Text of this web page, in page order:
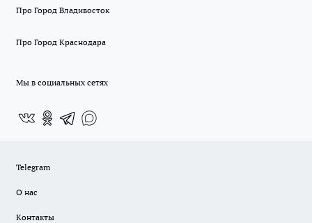
Про Город Владивосток
Про Город Краснодара
Мы в социальных сетях
Telegram
О нас
Контакты